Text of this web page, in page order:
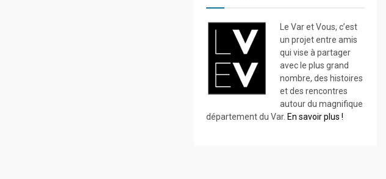
Le Var et Vous, c’est
un projet entre amis
qui vise à partager
avec le plus grand
nombre, des histoires
et des rencontres
autour du magnifique
département du Var. En savoir plus !